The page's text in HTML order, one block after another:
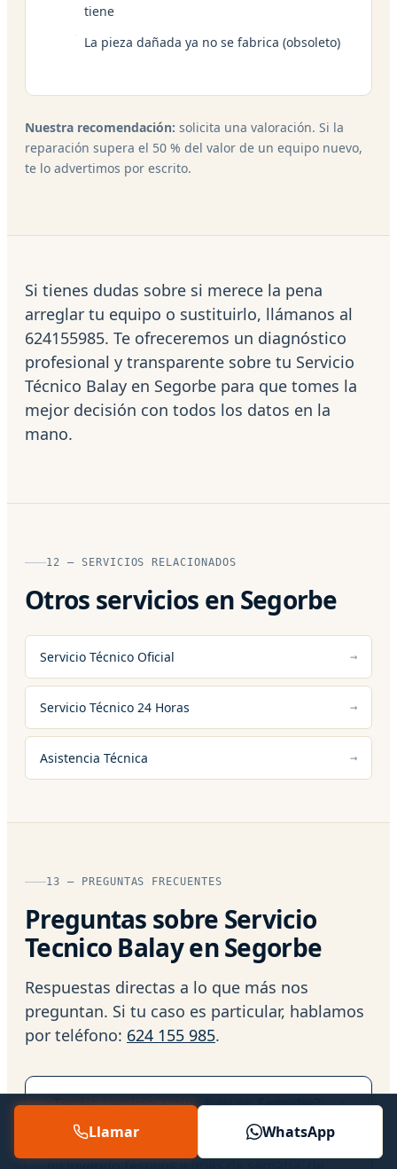
tiene
La pieza dañada ya no se fabrica (obsoleto)
Nuestra recomendación: solicita una valoración. Si la
reparación supera el 50 % del valor de un equipo nuevo,
te lo advertimos por escrito.
Si tienes dudas sobre si merece la pena
arreglar tu equipo o sustituirlo, llámanos al
624155985. Te ofreceremos un diagnóstico
profesional y transparente sobre tu Servicio
Técnico Balay en Segorbe para que tomes la
mejor decisión con todos los datos en la
mano.
12 — SERVICIOS RELACIONADOS
Otros servicios en Segorbe
Servicio Técnico Oficial
Servicio Técnico 24 Horas
Asistencia Técnica
13 — PREGUNTAS FRECUENTES
Preguntas sobre Servicio
Tecnico Balay en Segorbe
Respuestas directas a lo que más nos
preguntan. Si tu caso es particular, hablamos
por teléfono: 624 155 985.
¿Tenéis servicio activo hoy en Segorbe?
Sí, operamos todos los días del año,
Llamar WhatsApp